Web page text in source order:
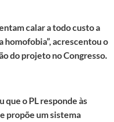
calar a todo custo a
homofobia”, acrescentou o
do projeto no Congresso.
o PL responde às
propõe um sistema